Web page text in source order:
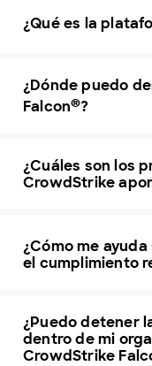
¿Qué es la
¿Dónde puedo
Falcon®?
¿Cuáles son los
CrowdStrike
¿Cómo me
el cumplimiento
¿Puedo detener
dentro de mi
CrowdStrike